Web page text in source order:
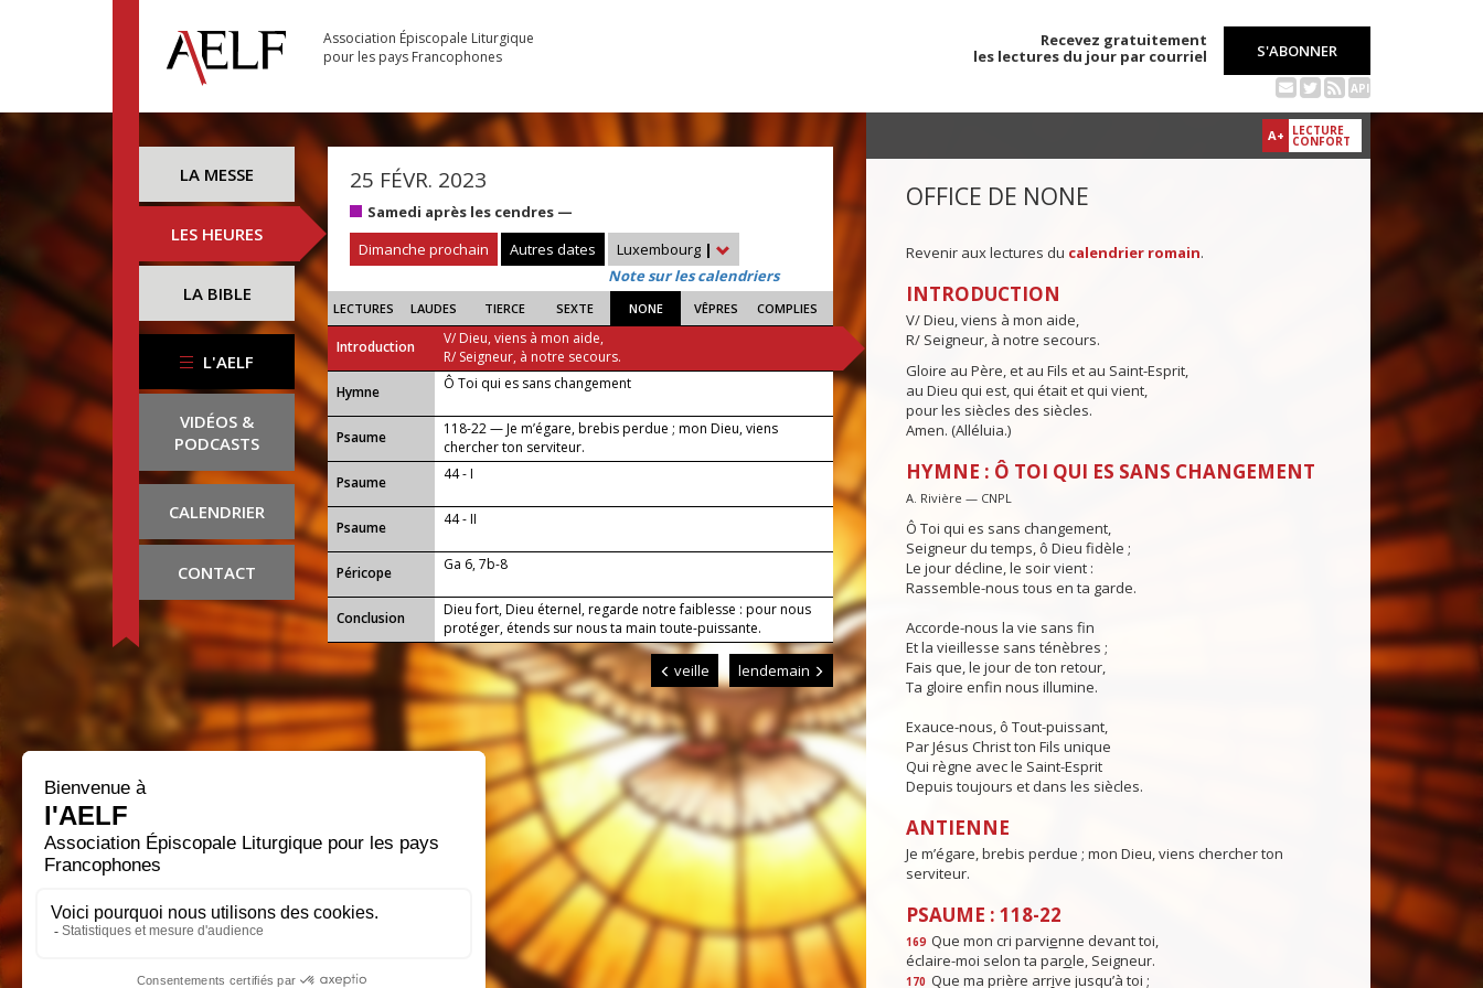
Association Épiscopale Liturgique
pour les pays Francophones
Recevez gratuitement
les lectures du jour par courriel
S'ABONNER
API
LA MESSE
LES HEURES
LA BIBLE
L'AELF
VIDÉOS &
PODCASTS
CALENDRIER
CONTACT
25 FÉVR. 2023
Samedi après les cendres —
Dimanche prochain
Autres dates Luxembourg |
Note sur les calendriers
LECTURES LAUDES TIERCE SEXTE NONE VÊPRES COMPLIES
Introduction
V/ Dieu, viens à mon aide,
R/ Seigneur, à notre secours.
...
Hymne Ô Toi qui es sans changement
Psaume
118-22 — Je m’égare, brebis perdue ; mon Dieu, viens
chercher ton serviteur.
Psaume
44 - I
Psaume 44 - II
Péricope Ga 6, 7b-8
Conclusion
Dieu fort, Dieu éternel, regarde notre faiblesse : pour nous
protéger, étends sur nous ta main toute-puissante.
veille lendemain
A+ LECTURE
CONFORT
OFFICE DE NONE
Revenir aux lectures du calendrier romain.
INTRODUCTION
V/ Dieu, viens à mon aide,
R/ Seigneur, à notre secours.
Gloire au Père, et au Fils et au Saint-Esprit,
au Dieu qui est, qui était et qui vient,
pour les siècles des siècles.
Amen. (Alléluia.)
HYMNE : Ô TOI QUI ES SANS CHANGEMENT
A. Rivière — CNPL
Ô Toi qui es sans changement,
Seigneur du temps, ô Dieu fidèle ;
Le jour décline, le soir vient :
Rassemble-nous tous en ta garde.
Accorde-nous la vie sans fin
Et la vieillesse sans ténèbres ;
Fais que, le jour de ton retour,
Ta gloire enfin nous illumine.
Exauce-nous, ô Tout-puissant,
Par Jésus Christ ton Fils unique
Qui règne avec le Saint-Esprit
Depuis toujours et dans les siècles.
ANTIENNE
Je m’égare, brebis perdue ; mon Dieu, viens chercher ton
serviteur.
PSAUME : 118-22
169 Que mon cri parvienne devant toi,
éclaire-moi selon ta parole, Seigneur.
170 Que ma prière arrive jusqu’à toi ;